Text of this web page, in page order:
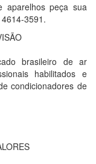
aparelhos peça sua
3591.
brasileiro de ar
habilitados e
condicionadores de